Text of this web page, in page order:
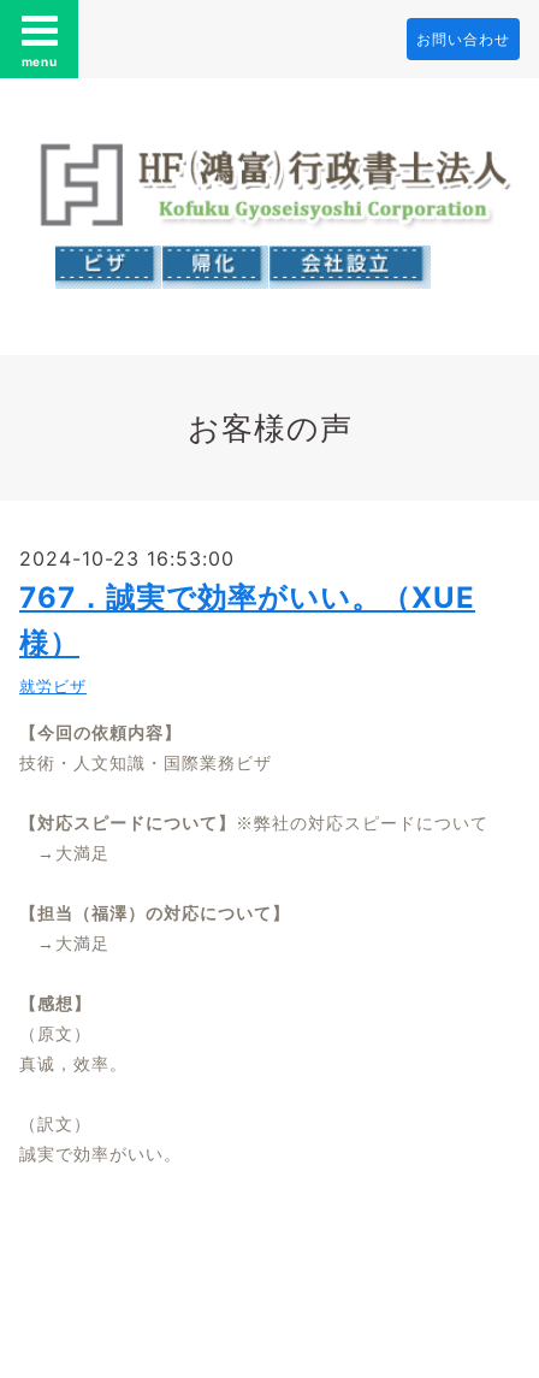
menu
お問い合わせ
お客様の声
2024-10-23 16:53:00
767．誠実で効率がいい。（XUE
様）
就労ビザ
【今回の依頼内容】
技術・人文知識・国際業務ビザ
【対応スピードについて】
※弊社の対応スピードについて
→大満足
【担当（福澤）の対応について】
→大満足
【感想】
（原文）
真诚，效率。
（訳文）
誠実で効率がいい。